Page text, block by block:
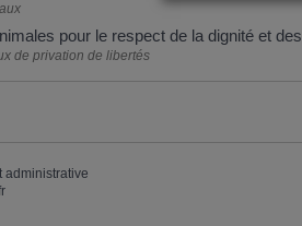
pour le respect de la dignité et
de privation de libertés
administrative